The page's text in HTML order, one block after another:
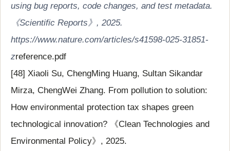
using bug reports, code changes, and test metadata.
《Scientific Reports》, 2025.
https://www.nature.com/articles/s41598-025-31851-
zreference.pdf
[48] Xiaoli Su, ChengMing Huang, Sultan Sikandar
Mirza, ChengWei Zhang. From pollution to solution:
How environmental protection tax shapes green
technological innovation? 《Clean Technologies and
Environmental Policy》, 2025.